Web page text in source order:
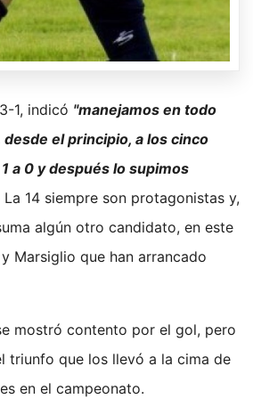
1, indicó "manejamos en todo
el principio, a los cinco
a 0 y después lo supimos
14 siempre son protagonistas y,
algún otro candidato, en este
Marsiglio que han arrancado
mostró contento por el gol, pero
triunfo que los llevó a la cima de
en el campeonato.